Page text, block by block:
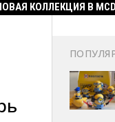
КОЛЛЕКЦИЯ В